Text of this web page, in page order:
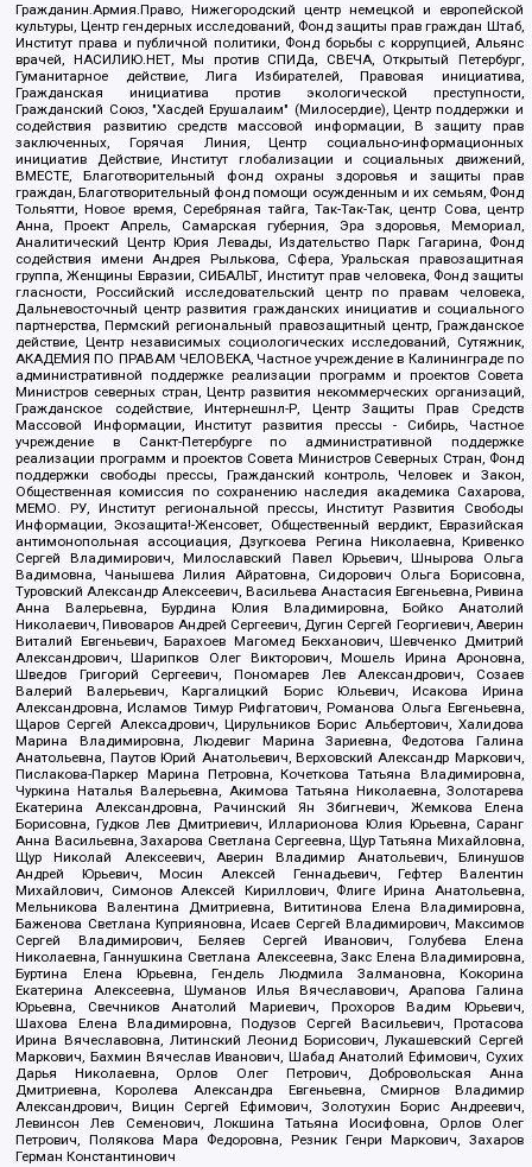
Гражданин.Армия.Право, Нижегородский центр немецкой и европейской
культуры, Центр гендерных исследований, Фонд защиты прав граждан Штаб,
Институт права и публичной политики, Фонд борьбы с коррупцией, Альянс
врачей, НАСИЛИЮ.НЕТ, Мы против СПИДа, СВЕЧА, Открытый Петербург,
Гуманитарное действие, Лига Избирателей, Правовая инициатива,
Гражданская инициатива против экологической преступности,
Гражданский Союз, "Хасдей Ерушалаим" (Милосердие), Центр поддержки и
содействия развитию средств массовой информации, В защиту прав
заключенных, Горячая Линия, Центр социально-информационных
инициатив Действие, Институт глобализации и социальных движений,
ВМЕСТЕ, Благотворительный фонд охраны здоровья и защиты прав
граждан, Благотворительный фонд помощи осужденным и их семьям, Фонд
Тольятти, Новое время, Серебряная тайга, Так-Так-Так, центр Сова, центр
Анна, Проект Апрель, Самарская губерния, Эра здоровья, Мемориал,
Аналитический Центр Юрия Левады, Издательство Парк Гагарина, Фонд
содействия имени Андрея Рылькова, Сфера, Уральская правозащитная
группа, Женщины Евразии, СИБАЛЬТ, Институт прав человека, Фонд защиты
гласности, Российский исследовательский центр по правам человека,
Дальневосточный центр развития гражданских инициатив и социального
партнерства, Пермский региональный правозащитный центр, Гражданское
действие, Центр независимых социологических исследований, Сутяжник,
АКАДЕМИЯ ПО ПРАВАМ ЧЕЛОВЕКА, Частное учреждение в Калининграде по
административной поддержке реализации программ и проектов Совета
Министров северных стран, Центр развития некоммерческих организаций,
Гражданское содействие, Интернешнл-Р, Центр Защиты Прав Средств
Массовой Информации, Институт развития прессы - Сибирь, Частное
учреждение в Санкт-Петербурге по административной поддержке
реализации программ и проектов Совета Министров Северных Стран, Фонд
поддержки свободы прессы, Гражданский контроль, Человек и Закон,
Общественная комиссия по сохранению наследия академика Сахарова,
МЕМО. РУ, Институт региональной прессы, Институт Развития Свободы
Информации, Экозащита!-Женсовет, Общественный вердикт, Евразийская
антимонопольная ассоциация, Дзугкоева Регина Николаевна, Кривенко
Сергей Владимирович, Милославский Павел Юрьевич, Шнырова Ольга
Вадимовна, Чанышева Лилия Айратовна, Сидорович Ольга Борисовна,
Туровский Александр Алексеевич, Васильева Анастасия Евгеньевна, Ривина
Анна Валерьевна, Бурдина Юлия Владимировна, Бойко Анатолий
Николаевич, Пивоваров Андрей Сергеевич, Дугин Сергей Георгиевич, Аверин
Виталий Евгеньевич, Барахоев Магомед Бекханович, Шевченко Дмитрий
Александрович, Шарипков Олег Викторович, Мошель Ирина Ароновна,
Шведов Григорий Сергеевич, Пономарев Лев Александрович, Созаев
Валерий Валерьевич, Каргалицкий Борис Юльевич, Исакова Ирина
Александровна, Исламов Тимур Рифгатович, Романова Ольга Евгеньевна,
Щаров Сергей Алексадрович, Цирульников Борис Альбертович, Халидова
Марина Владимировна, Людевиг Марина Зариевна, Федотова Галина
Анатольевна, Паутов Юрий Анатольевич, Верховский Александр Маркович,
Пислакова-Паркер Марина Петровна, Кочеткова Татьяна Владимировна,
Чуркина Наталья Валерьевна, Акимова Татьяна Николаевна, Золотарева
Екатерина Александровна, Рачинский Ян Збигневич, Жемкова Елена
Борисовна, Гудков Лев Дмитриевич, Илларионова Юлия Юрьевна, Саранг
Анна Васильевна, Захарова Светлана Сергеевна, Щур Татьяна Михайловна,
Щур Николай Алексеевич, Аверин Владимир Анатольевич, Блинушов
Андрей Юрьевич, Мосин Алексей Геннадьевич, Гефтер Валентин
Михайлович, Симонов Алексей Кириллович, Флиге Ирина Анатольевна,
Мельникова Валентина Дмитриевна, Вититинова Елена Владимировна,
Баженова Светлана Куприяновна, Исаев Сергей Владимирович, Максимов
Сергей Владимирович, Беляев Сергей Иванович, Голубева Елена
Николаевна, Ганнушкина Светлана Алексеевна, Закс Елена Владимировна,
Буртина Елена Юрьевна, Гендель Людмила Залмановна, Кокорина
Екатерина Алексеевна, Шуманов Илья Вячеславович, Арапова Галина
Юрьевна, Свечников Анатолий Мариевич, Прохоров Вадим Юрьевич,
Шахова Елена Владимировна, Подузов Сергей Васильевич, Протасова
Ирина Вячеславовна, Литинский Леонид Борисович, Лукашевский Сергей
Маркович, Бахмин Вячеслав Иванович, Шабад Анатолий Ефимович, Сухих
Дарья Николаевна, Орлов Олег Петрович, Добровольская Анна
Дмитриевна, Королева Александра Евгеньевна, Смирнов Владимир
Александрович, Вицин Сергей Ефимович, Золотухин Борис Андреевич,
Левинсон Лев Семенович, Локшина Татьяна Иосифовна, Орлов Олег
Петрович, Полякова Мара Федоровна, Резник Генри Маркович, Захаров
Герман Константинович